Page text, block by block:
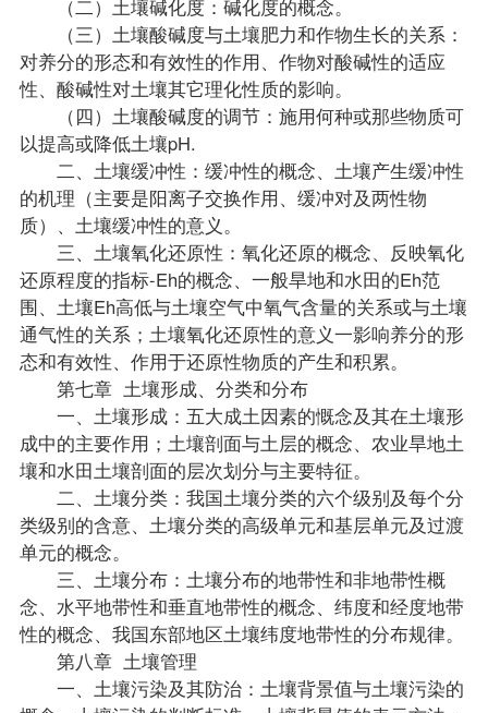
（二）土壤碱化度：碱化度的概念。
（三）土壤酸碱度与土壤肥力和作物生长的关系：
对养分的形态和有效性的作用、作物对酸碱性的适应
性、酸碱性对土壤其它理化性质的影响。
（四）土壤酸碱度的调节：施用何种或那些物质可
以提高或降低土壤pH.
二、土壤缓冲性：缓冲性的概念、土壤产生缓冲性
的机理（主要是阳离子交换作用、缓冲对及两性物
质）、土壤缓冲性的意义。
三、土壤氧化还原性：氧化还原的概念、反映氧化
还原程度的指标-Eh的概念、一般旱地和水田的Eh范
围、土壤Eh高低与土壤空气中氧气含量的关系或与土壤
通气性的关系；土壤氧化还原性的意义一影响养分的形
态和有效性、作用于还原性物质的产生和积累。
第七章 土壤形成、分类和分布
一、土壤形成：五大成土因素的慨念及其在土壤形
成中的主要作用；土壤剖面与土层的概念、农业旱地土
壤和水田土壤剖面的层次划分与主要特征。
二、土壤分类：我国土壤分类的六个级别及每个分
类级别的含意、土壤分类的高级单元和基层单元及过渡
单元的概念。
三、土壤分布：土壤分布的地带性和非地带性概
念、水平地带性和垂直地带性的概念、纬度和经度地带
性的概念、我国东部地区土壤纬度地带性的分布规律。
第八章 土壤管理
一、土壤污染及其防治：土壤背景值与土壤污染的